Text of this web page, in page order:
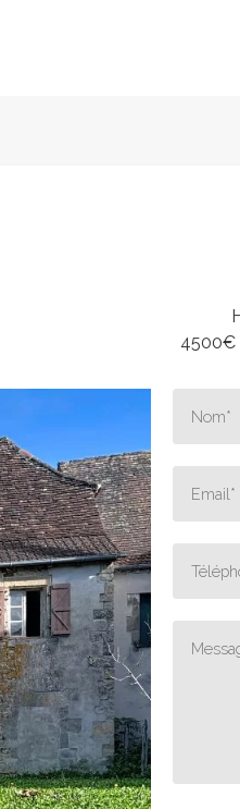
4500€